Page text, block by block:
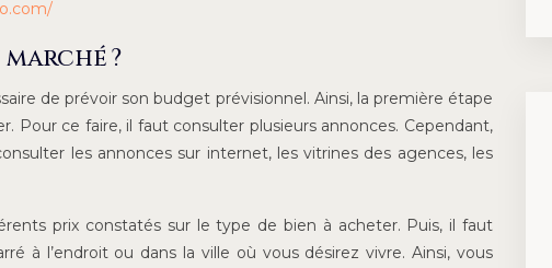
?
de prévoir son budget prévisionnel. Ainsi, la première étape
Pour ce faire, il faut consulter plusieurs annonces. Cependant,
les annonces sur internet, les vitrines des agences, les
prix constatés sur le type de bien à acheter. Puis, il faut
à l’endroit ou dans la ville où vous désirez vivre. Ainsi, vous